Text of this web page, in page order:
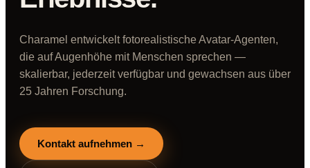
Charamel entwickelt fotorealistische Avatar-Agenten,
die auf Augenhöhe mit Menschen sprechen —
skalierbar, jederzeit verfügbar und gewachsen aus über
25 Jahren Forschung.
Kontakt aufnehmen →